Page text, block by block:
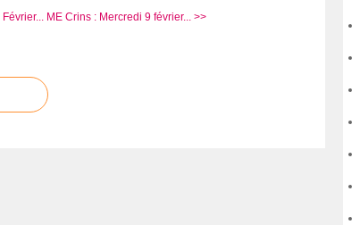
ME Crins : Mercredi 9 février... >>